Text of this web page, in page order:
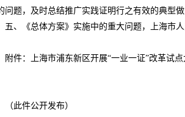
问题，及时总结推广实践证明行之有效的典型做
五、《总体方案》实施中的重大问题，上海市
附件：上海市浦东新区开展“一业一证”改革试
（此件公开发布）